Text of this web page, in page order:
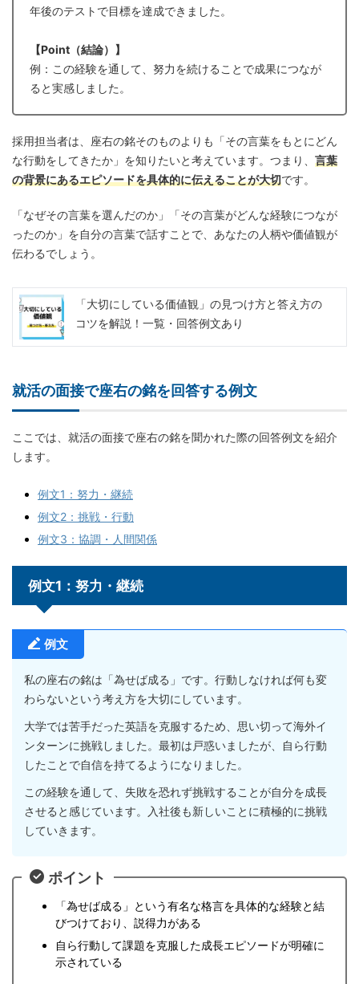
年後のテストで目標を達成できました。
【Point（結論）】
例：この経験を通して、努力を続けることで成果につなが
ると実感しました。
採用担当者は、座右の銘そのものよりも「その言葉をもとにどん
な行動をしてきたか」を知りたいと考えています。つまり、 言葉
の背景にあるエピソードを具体的に伝えることが大切です。
「なぜその言葉を選んだのか」「その言葉がどんな経験につなが
ったのか」を自分の言葉で話すことで、あなたの人柄や価値観が
伝わるでしょう。
「大切にしている価値観」の見つけ方と答え方の
コツを解説！一覧・回答例文あり
就活の面接で座右の銘を回答する例文
ここでは、就活の面接で座右の銘を聞かれた際の回答例文を紹介
します。
例文1：努力・継続
例文2：挑戦・行動
例文3：協調・人間関係
例文1：努力・継続
例文
私の座右の銘は「為せば成る」です。行動しなければ何も変
わらないという考え方を大切にしています。
大学では苦手だった英語を克服するため、思い切って海外イ
ンターンに挑戦しました。最初は戸惑いましたが、自ら行動
したことで自信を持てるようになりました。
この経験を通して、失敗を恐れず挑戦することが自分を成長
させると感じています。入社後も新しいことに積極的に挑戦
していきます。
ポイント
「為せば成る」という有名な格言を具体的な経験と結
びつけており、説得力がある
自ら行動して課題を克服した成長エピソードが明確に
示されている